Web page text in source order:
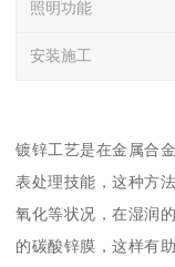
照明功能
安装施工
镀锌工艺是在金属合
表处理技能，这种方
氧化等状况，在湿润
的碳酸锌膜，这样有